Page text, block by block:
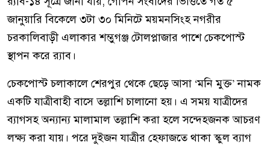
জানুয়ারি বিকেলে ৩টা ৩০ মিনিটে ময়মনসিংহ নগরীর
চরকালিবাড়ী এলাকার শম্ভুগঞ্জ টোলপ্লাজার পাশে চেকপোস্ট
স্থাপন করে র‌্যাব।
চেকপোস্ট চলাকালে শেরপুর থেকে ছেড়ে আসা ‘মনি মুক্ত’ নামক
একটি যাত্রীবাহী বাসে তল্লাশি চালানো হয়। এ সময় যাত্রীদের
ব্যাগসহ অন্যান্য মালামাল তল্লাশি করা হলে সন্দেহজনক আচরণ
লক্ষ্য করা যায়। পরে দুইজন যাত্রীর হেফাজতে থাকা স্কুল ব্যাগ